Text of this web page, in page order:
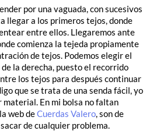
por una vaguada, con sucesivos
llegar a los primeros tejos, donde
entre ellos. Llegaremos ante
comienza la tejeda propiamente
de tejos. Podemos elegir el
la derecha, puesto el recorrido
los tejos para después continuar
que se trata de una senda fácil, yo
En mi bolsa no faltan
web deCuerdas Valero, son de
de cualquier problema.